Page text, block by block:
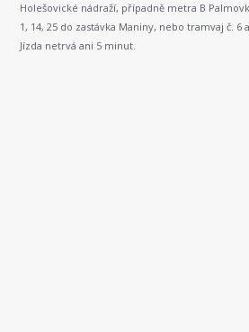
Holešovické nádraží, případně metra B
1, 14, 25 do zastávka Maniny, nebo tramvaj č. 6
Jízda netrvá ani 5 minut.